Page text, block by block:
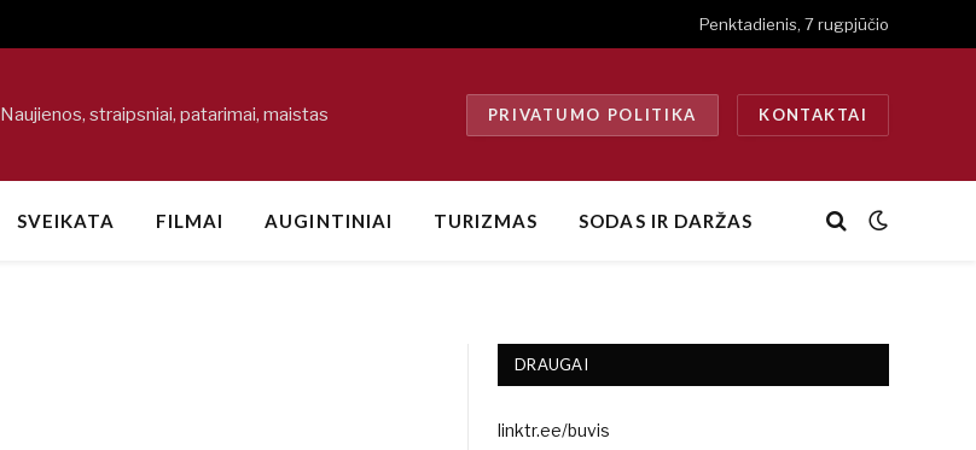
Penktadienis, 7 rugpjūčio
Naujienos, straipsniai, patarimai, maistas PRIVATUMO POLITIKA KONTAKTAI
SVEIKATA FILMAI AUGINTINIAI TURIZMAS SODAS IR DARŽAS
DRAUGAI
linktr.ee/buvis